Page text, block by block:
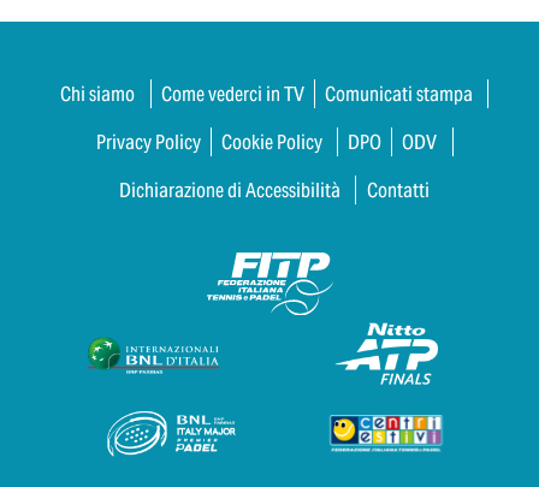
Chi siamo Come vederci in TV
Comunicati stampa
Privacy Policy
Cookie Policy DPO
ODV
Dichiarazione di Accessibilità
Contatti